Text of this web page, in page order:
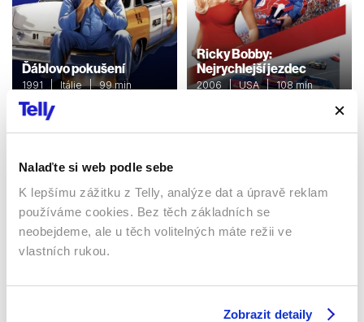
Nalaďte si web podle sebe
K lepšímu zážitku z Telly, analýze dat a úpravě reklam
používáme cookies. Bez těch základních se
neobejdeme, ale u těch volitelných máte režii ve
vlastních rukou.
Zobrazit detaily
Ďáblovo pokušení
1991 | Itálie | 99 min
Filmy / Komedie / Akční
Ricky Bobby:
Nejrychlejší jezdec
2006 | USA | 108 min
Sledujte kdekoliv až na 6 zařízeních
po celé EU, a to až na 6 zařízeních.